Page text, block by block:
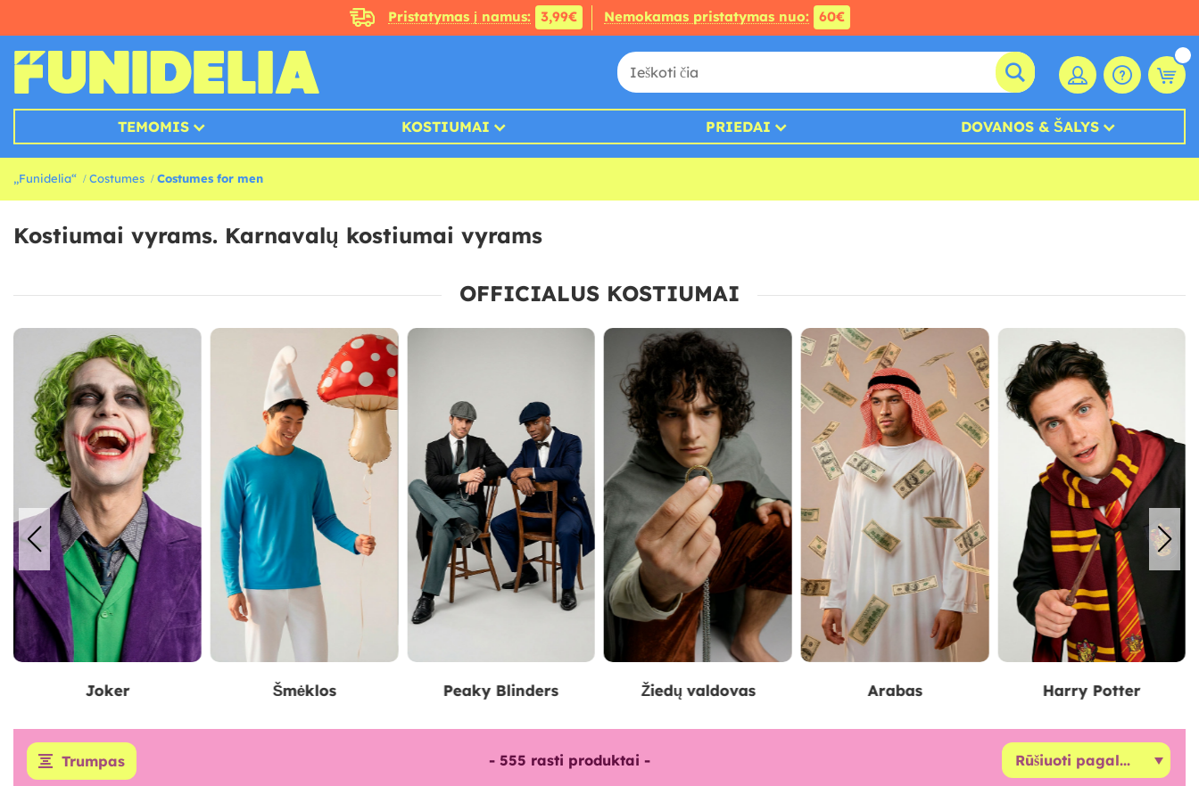
Pristatymas į namus: 3,99€ Nemokamas pristatymas nuo: 60€
TEMOMIS KOSTIUMAI PRIEDAI DOVANOS & ŠALYS
„Funidelia“ Costumes Costumes for men
Kostiumai vyrams. Karnavalų kostiumai vyrams
OFFICIALUS KOSTIUMAI
Šmėklos Peaky Blinders Žiedų valdovas Arabas Harry Potter Vagis
Trumpas - 555 rasti produktai -